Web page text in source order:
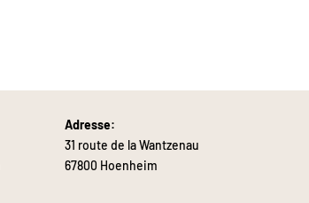
Adresse:
31 route de la Wantzenau
67800 Hoenheim